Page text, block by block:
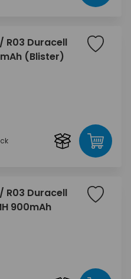
R03 Duracell
(Blister)
R03 Duracell
900mAh